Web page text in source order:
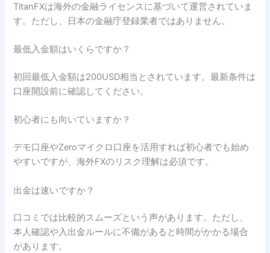
TitanFXは海外の金融ライセンスに基づいて運営されていま
す。ただし、日本の金融庁登録業者ではありません。
最低入金額はいくらですか？
初回最低入金額は200USD相当とされています。最新条件は
口座開設前に確認してください。
初心者にも向いていますか？
デモ口座やZeroマイクロ口座を活用すれば初心者でも始め
やすいですが、海外FXのリスク理解は必須です。
出金は速いですか？
口コミでは比較的スムーズという声があります。ただし、
本人確認や入出金ルールに不備があると時間がかかる場合
があります。